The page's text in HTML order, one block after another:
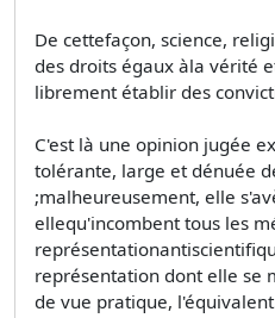
De cettefaçon, science,
des droits égaux àla vérité
librement établir des
C'est là une opinion jugée
tolérante, large et dénuée
;malheureusement, elle
ellequ'incombent tous les
représentation dont elle se
de vue pratique,